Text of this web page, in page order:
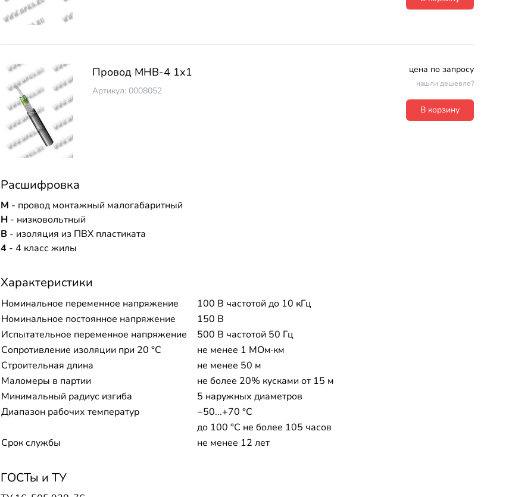
Провод МНВ-4 1х1
Артикул: 0008052
цена по запросу
нашли дешевле?
В корзину
Расшифровка
М - провод монтажный малогабаритный
Н - низковольтный
В - изоляция из ПВХ пластиката
4 - 4 класс жилы
Характеристики
Номинальное переменное напряжение
100 В частотой до 10 кГц
Номинальное постоянное напряжение
150 В
Испытательное переменное напряжение
500 В частотой 50 Гц
Сопротивление изоляции при 20 °С
не менее 1 МОм·км
Строительная длина
не менее 50 м
Маломеры в партии
не более 20% кусками от 15 м
Минимальный радиус изгиба
5 наружных диаметров
Диапазон рабочих температур
−50...+70 °C
до 100 °C не более 105 часов
Срок службы
не менее 12 лет
ГОСТы и ТУ